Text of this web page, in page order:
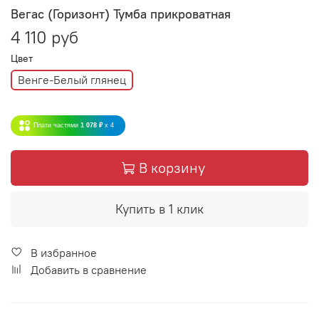
Вегас (Горизонт) Тумба прикроватная
4 110 руб
Цвет
Венге-Белый глянец
Плати частями 1 078 ₽ x 4
В корзину
Купить в 1 клик
В избранное
Добавить в сравнение